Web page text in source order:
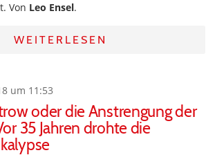
Von Leo Ensel.
WEITERLESEN
um 11:53
oder die Anstrengung der
35 Jahren drohte die